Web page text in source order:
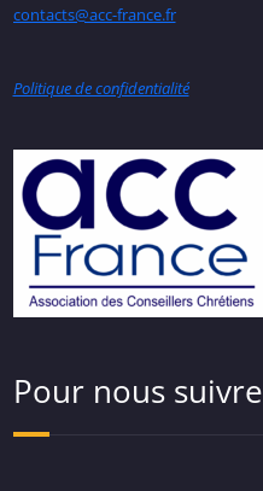
contacts@acc-france.fr
Politique de confidentialité
Pour nous suivre